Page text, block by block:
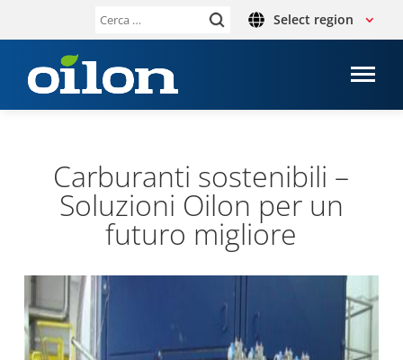
Ricerca Select region
Car­bu­ranti soste­ni­bili –
Solu­zioni Oilon per un
futuro migliore